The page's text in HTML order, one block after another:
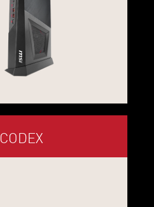
CODEX